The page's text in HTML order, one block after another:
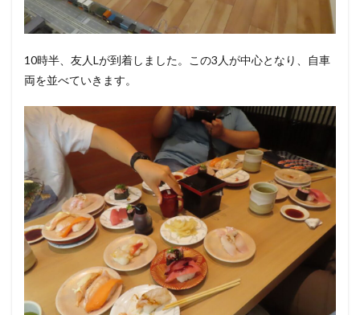
10時半、友人Lが到着しました。この3人が中心となり、自車
両を並べていきます。